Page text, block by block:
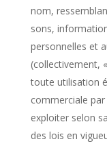
nom,
sons,
personnelles et
(collectivement,
toute utilisation
commerciale
exploiter selon
des lois en